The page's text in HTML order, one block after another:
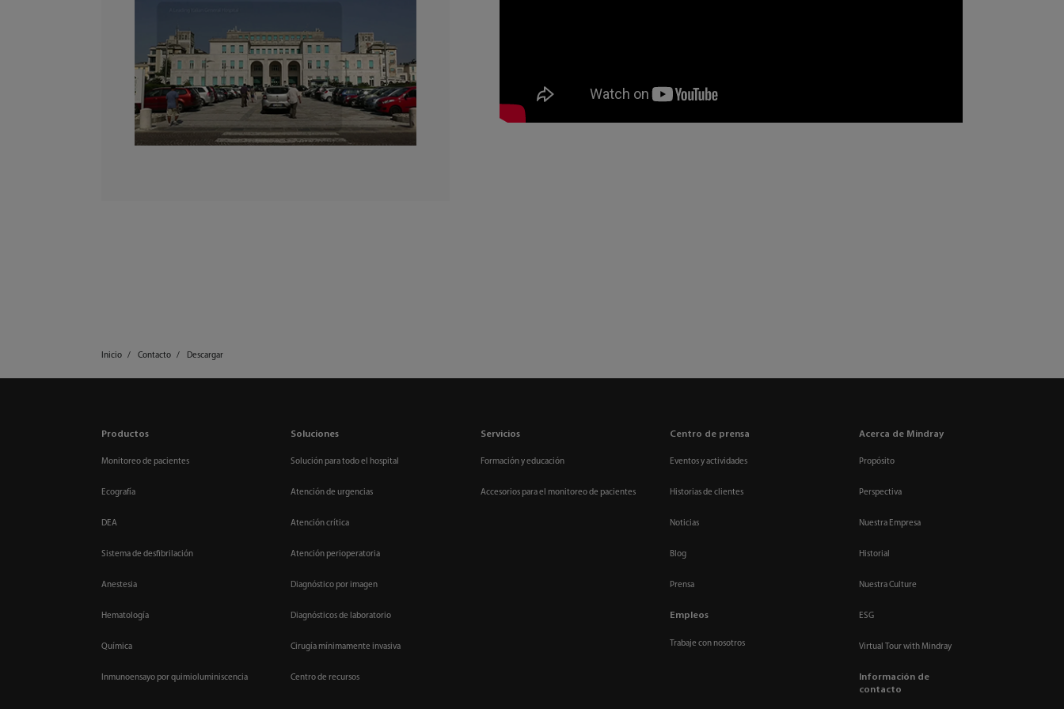
Inicio Contacto Descargar
Productos
Monitoreo de pacientes
Ecografía
DEA
Sistema de desfibrilación
Anestesia
Hematología
Química
Inmunoensayo por quimioluminiscencia
Soluciones
Solución para todo el hospital
Atención de urgencias
Atención crítica
Atención perioperatoria
Diagnóstico por imagen
Diagnósticos de laboratorio
Cirugía mínimamente invasiva
Centro de recursos
Servicios
Formación y educación
Accesorios para el monitoreo de pacientes
Centro de prensa
Eventos y actividades
Historias de clientes
Noticias
Blog
Prensa
Empleos
Trabaje con nosotros
Acerca de Mindray
Propósito
Perspectiva
Nuestra Empresa
Historial
Nuestra Culture
ESG
Virtual Tour with Mindray
Información de
contacto